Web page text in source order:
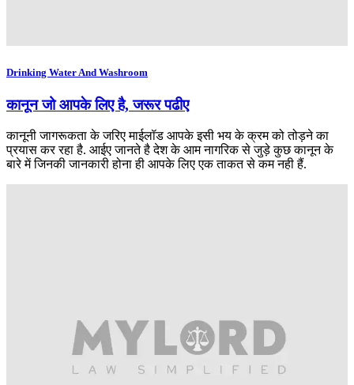
Drinking Water And Washroom
कानून जो आपके लिए है, जरूर पढीए
कानूनी जागरूकता के जरिए माईलॉड आपके इसी भय के क्रम को तोड़ने का
प्रयास कर रहा है. आईए जानते है देश के आम नागरिक से जुड़े कुछ कानून के
बारे में जिनकी जानकारी होना ही आपके लिए एक ताकत से कम नही हैं.